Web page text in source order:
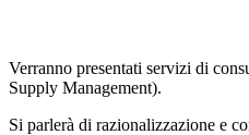
Verranno presentati servizi di
Supply Management).
Si parlerà di razionalizzazione e